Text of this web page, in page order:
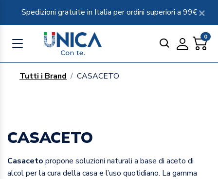
Spedizioni gratuite in Italia per ordini superiori a 99€
0
Tutti i Brand CASACETO
CASACETO
Casaceto propone soluzioni naturali a base di aceto di
alcol per la cura della casa e l’uso quotidiano. La gamma